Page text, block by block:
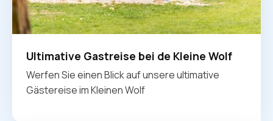
Ultimative Gastreise bei de Kleine Wolf
Werfen Sie einen Blick auf unsere ultimative
Gästereise im Kleinen Wolf